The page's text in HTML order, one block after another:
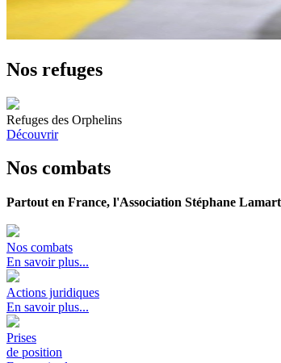
Nos refuges
Refuges des Orphelins
Découvrir
Nos combats
Partout en France, l'Association Stéphane
Nos combats
En savoir plus...
Actions juridiques
En savoir plus...
Prises
de position